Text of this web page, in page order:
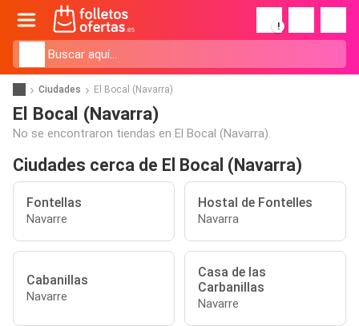
!
Ciudades El Bocal (Navarra)
El Bocal (Navarra)
No se encontraron tiendas en El Bocal (Navarra).
Ciudades cerca de El Bocal (Navarra)
Fontellas
Navarre
Hostal de Fontelles
Navarra
Cabanillas
Navarre
Casa de las
Carbanillas
Navarre